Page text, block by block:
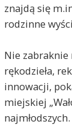
znajdą się
rodzinne
Nie
rękodzieła,
innowacji,
miejskiej
najmłodszych.